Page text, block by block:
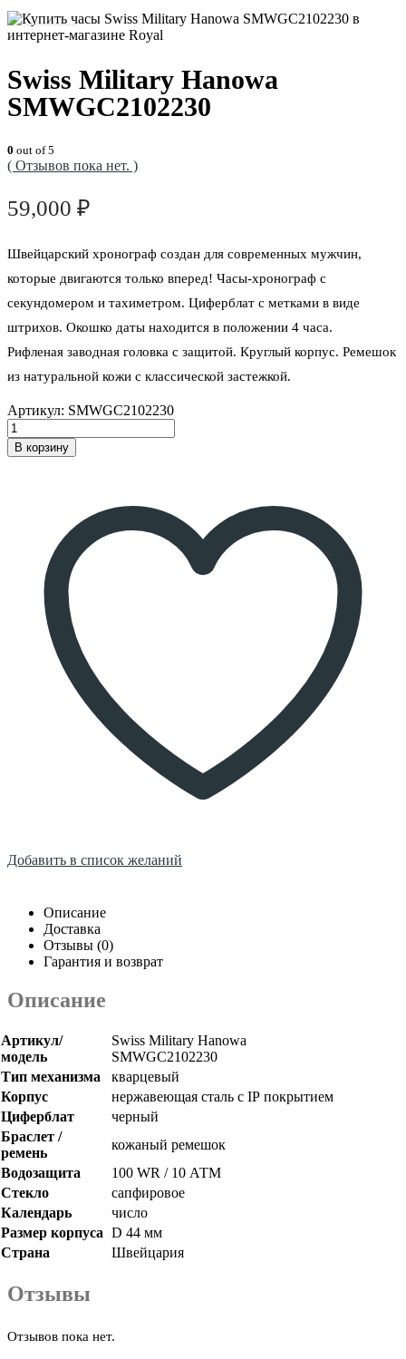
Swiss Military Hanowa
SMWGC2102230
0 out of 5
( Отзывов пока нет. )
59,000 ₽
Швейцарский хронограф создан для современных мужчин,
которые двигаются только вперед! Часы-хронограф с
секундомером и тахиметром. Циферблат с метками в виде
штрихов. Окошко даты находится в положении 4 часа.
Рифленая заводная головка с защитой. Круглый корпус. Ремешок
из натуральной кожи с классической застежкой.
Артикул: SMWGC2102230
В корзину
Добавить в список желаний
Описание
Доставка
Отзывы (0)
Гарантия и возврат
Описание
Артикул/
модель
Swiss Military Hanowa
SMWGC2102230
Тип механизма
кварцевый
Корпус
нержавеющая сталь с IP покрытием
Циферблат
черный
Браслет /
ремень
кожаный ремешок
Водозащита
100 WR / 10 АТМ
Стекло
сапфировое
Календарь
число
Размер корпуса D 44 мм
Страна
Швейцария
Отзывы
Отзывов пока нет.